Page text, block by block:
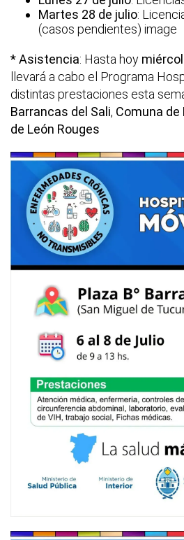
Martes 28 de julio:
(casos pendientes) image
* Asistencia: Hasta hoy
llevará a cabo el Programa
distintas prestaciones esta
Barrancas del Sali, Comuna de
de León Rouges